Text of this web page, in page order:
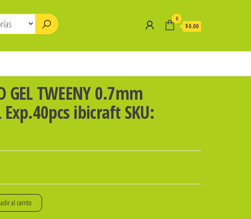
0
$0.00
GEL TWEENY 0.7mm
Exp.40pcs ibicraft SKU:
al carrito